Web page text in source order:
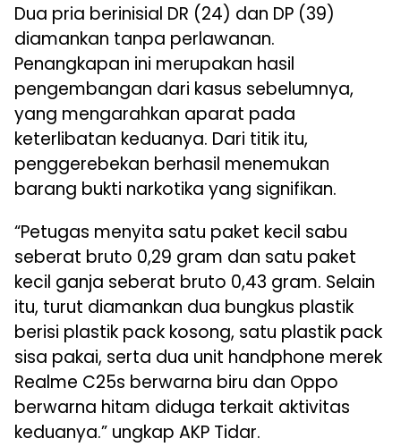
Dua pria berinisial DR (24) dan DP (39)
diamankan tanpa perlawanan.
Penangkapan ini merupakan hasil
pengembangan dari kasus sebelumnya,
yang mengarahkan aparat pada
keterlibatan keduanya. Dari titik itu,
penggerebekan berhasil menemukan
barang bukti narkotika yang signifikan.
“Petugas menyita satu paket kecil sabu
seberat bruto 0,29 gram dan satu paket
kecil ganja seberat bruto 0,43 gram. Selain
itu, turut diamankan dua bungkus plastik
berisi plastik pack kosong, satu plastik pack
sisa pakai, serta dua unit handphone merek
Realme C25s berwarna biru dan Oppo
berwarna hitam diduga terkait aktivitas
keduanya.” ungkap AKP Tidar.